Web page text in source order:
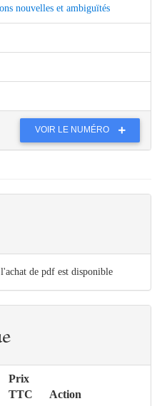
nouvelles et ambiguïtés
VOIR LE NUMÉRO
de pdf est disponible
Prix
TTC
Action